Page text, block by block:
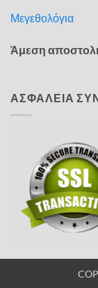
Μεγεθολόγια
Άμεση
ΑΣΦΑΛΕΙΑ